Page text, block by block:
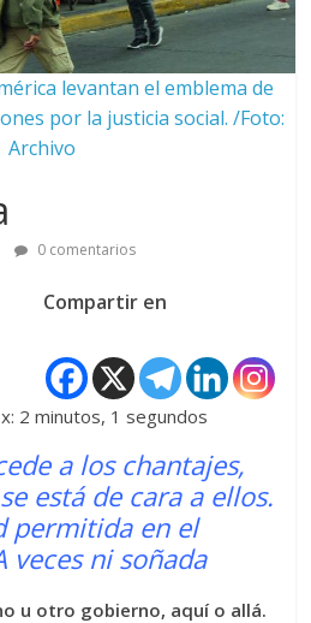
levantan el emblema de
por la justicia social. /Foto:
Archivo
0 comentarios
Compartir en
2 minutos, 1 segundos
a los chantajes,
está de cara a ellos.
permitida en el
ni soñada
u otro gobierno, aquí o allá.